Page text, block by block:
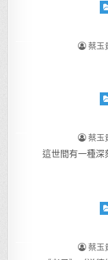
蔡玉
蔡玉
這世間有一種深
蔡玉